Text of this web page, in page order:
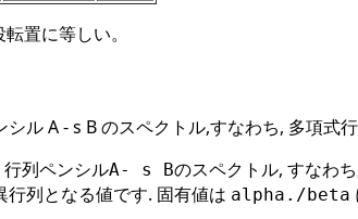
置に等しい。
シル A - s B のスペクトル,すなわち, 多項式
行列ペンシルA- s Bのスペクトル, すなわ
行列となる値です. 固有値は alpha./beta